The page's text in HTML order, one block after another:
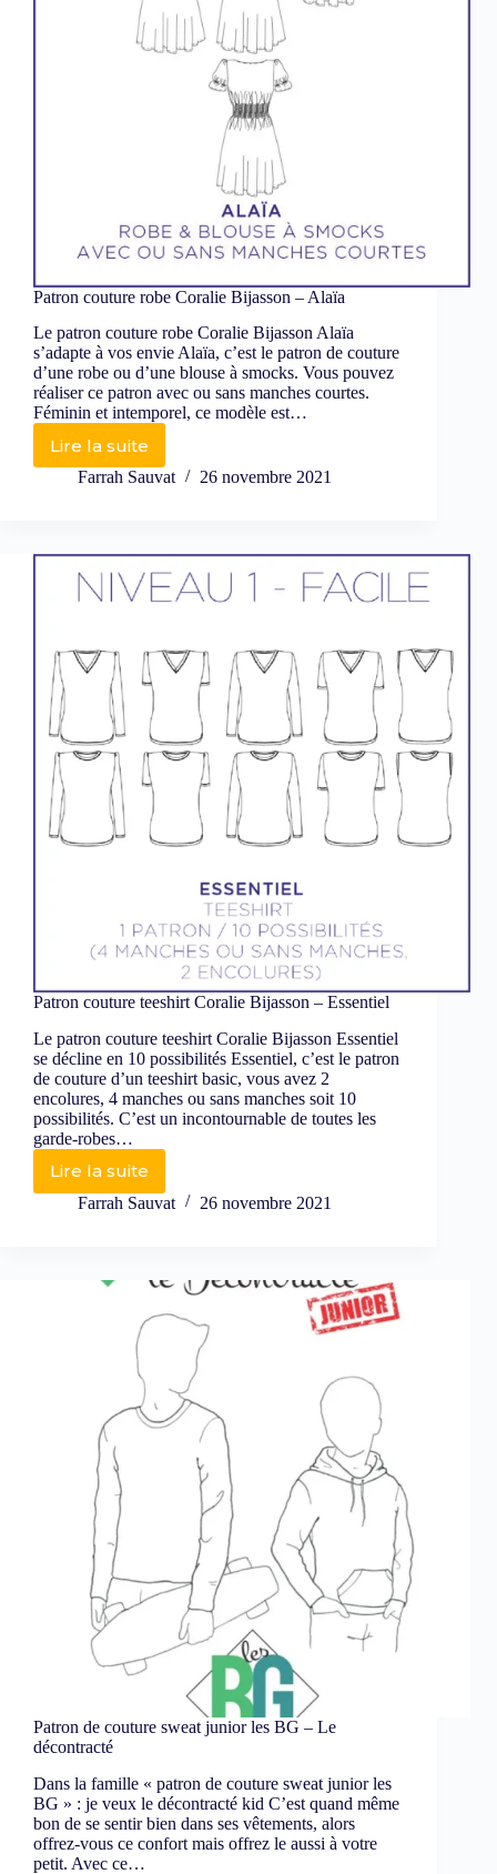
Patron couture robe Coralie Bijasson – Alaïa
Le patron couture robe Coralie Bijasson Alaïa
s’adapte à vos envie Alaïa, c’est le patron de couture
d’une robe ou d’une blouse à smocks. Vous pouvez
réaliser ce patron avec ou sans manches courtes.
Féminin et intemporel, ce modèle est…
Lire la suite
Farrah Sauvat 26 novembre 2021
Patron couture teeshirt Coralie Bijasson – Essentiel
Le patron couture teeshirt Coralie Bijasson Essentiel
se décline en 10 possibilités Essentiel, c’est le patron
de couture d’un teeshirt basic, vous avez 2
encolures, 4 manches ou sans manches soit 10
possibilités. C’est un incontournable de toutes les
garde-robes…
Lire la suite
Farrah Sauvat 26 novembre 2021
Patron de couture sweat junior les BG – Le
décontracté
Dans la famille « patron de couture sweat junior les
BG » : je veux le décontracté kid C’est quand même
bon de se sentir bien dans ses vêtements, alors
offrez-vous ce confort mais offrez le aussi à votre
petit. Avec ce…